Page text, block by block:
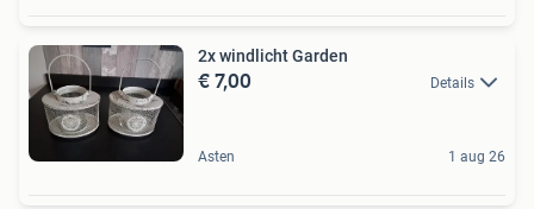
2x windlicht Garden
€ 7,00 Details
Asten 1 aug 26